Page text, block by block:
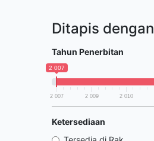
Ditapis dengan
Tahun Penerbitan
2 007
2 007 2 009 2 010
Ketersediaan